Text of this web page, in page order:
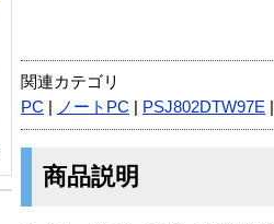
関連カテゴリ
PC
ノートPC PSJ802DTW97E
商品説明